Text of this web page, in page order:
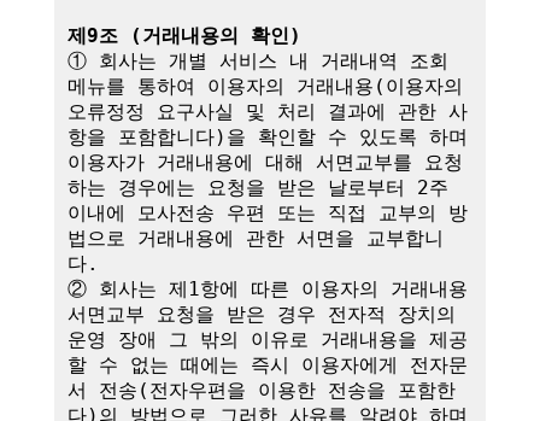
제9조 (거래내용의 확인)
① 회사는 개별 서비스 내 거래내역 조회
메뉴를 통하여 이용자의 거래내용(이용자의
오류정정 요구사실 및 처리 결과에 관한 사
항을 포함합니다)을 확인할 수 있도록 하며
이용자가 거래내용에 대해 서면교부를 요청
하는 경우에는 요청을 받은 날로부터 2주
이내에 모사전송 우편 또는 직접 교부의 방
법으로 거래내용에 관한 서면을 교부합니
다.
② 회사는 제1항에 따른 이용자의 거래내용
서면교부 요청을 받은 경우 전자적 장치의
운영 장애 그 밖의 이유로 거래내용을 제공
할 수 없는 때에는 즉시 이용자에게 전자문
서 전송(전자우편을 이용한 전송을 포함한
다)의 방법으로 그러한 사유를 알려야 하며